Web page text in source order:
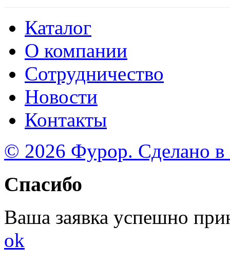
Каталог
О компании
Сотрудничество
Новости
Контакты
© 2026 Фурор. Сделано в
Спасибо
Ваша заявка успешно
ok